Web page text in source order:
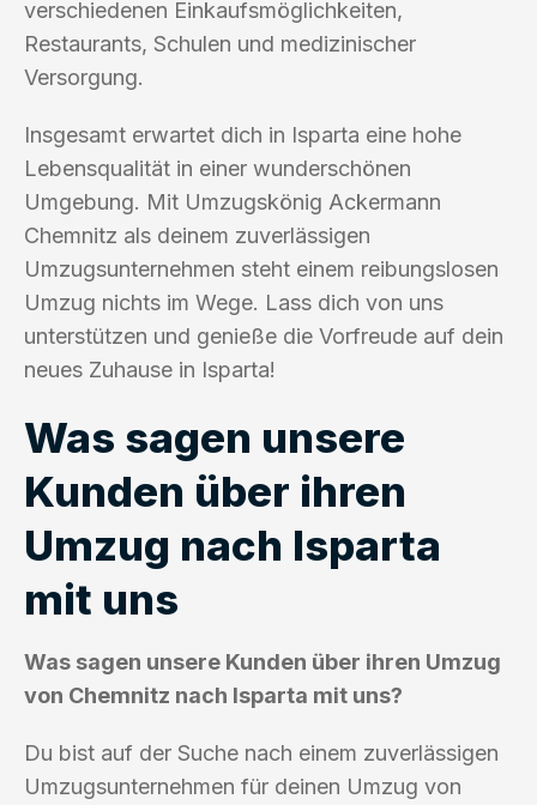
verschiedenen Einkaufsmöglichkeiten,
Restaurants, Schulen und medizinischer
Versorgung.
Insgesamt erwartet dich in Isparta eine hohe
Lebensqualität in einer wunderschönen
Umgebung. Mit Umzugskönig Ackermann
Chemnitz als deinem zuverlässigen
Umzugsunternehmen steht einem reibungslosen
Umzug nichts im Wege. Lass dich von uns
unterstützen und genieße die Vorfreude auf dein
neues Zuhause in Isparta!
Was sagen unsere
Kunden über ihren
Umzug nach Isparta
mit uns
Was sagen unsere Kunden über ihren Umzug
von Chemnitz nach Isparta mit uns?
Du bist auf der Suche nach einem zuverlässigen
Umzugsunternehmen für deinen Umzug von